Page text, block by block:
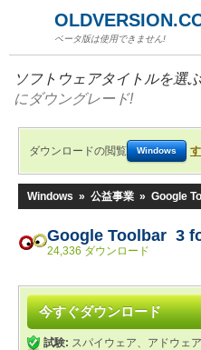
ベータ版は使用できません!
ソフトウェアタイトルを選
にダウングレード!
ダウンロードの閲覧 Windows
Windows » 公益事業 » Google
Google Toolbar 3
24,336 ダウンロード
今すぐダウンロード
試験: スパイウェア、アドウェ